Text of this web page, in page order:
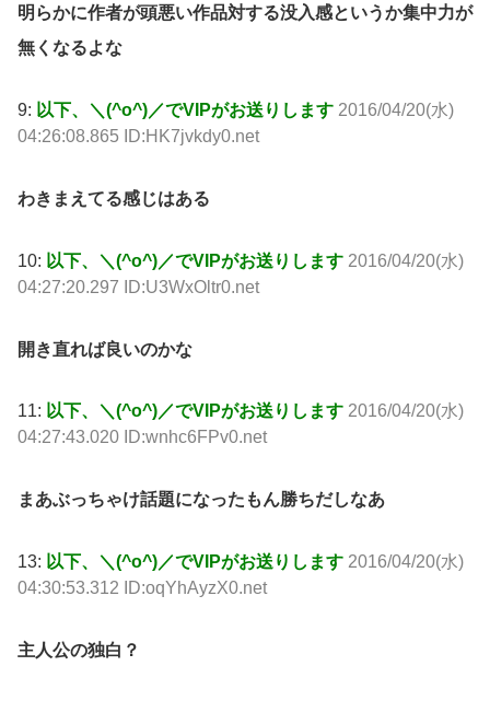
明らかに作者が頭悪い作品対する没入感というか集中力が
無くなるよな
9: 以下、＼(^o^)／でVIPがお送りします 2016/04/20(水)
04:26:08.865 ID:HK7jvkdy0.net
わきまえてる感じはある
10: 以下、＼(^o^)／でVIPがお送りします 2016/04/20(水)
04:27:20.297 ID:U3WxOltr0.net
開き直れば良いのかな
11: 以下、＼(^o^)／でVIPがお送りします 2016/04/20(水)
04:27:43.020 ID:wnhc6FPv0.net
まあぶっちゃけ話題になったもん勝ちだしなあ
13: 以下、＼(^o^)／でVIPがお送りします 2016/04/20(水)
04:30:53.312 ID:oqYhAyzX0.net
主人公の独白？